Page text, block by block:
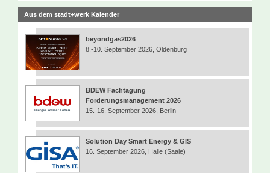
Aus dem stadt+werk Kalender
beyondgas2026
8.-10. September 2026, Oldenburg
BDEW Fachtagung
Forderungsmanagement 2026
15.-16. September 2026, Berlin
Solution Day Smart Energy & GIS
16. September 2026, Halle (Saale)